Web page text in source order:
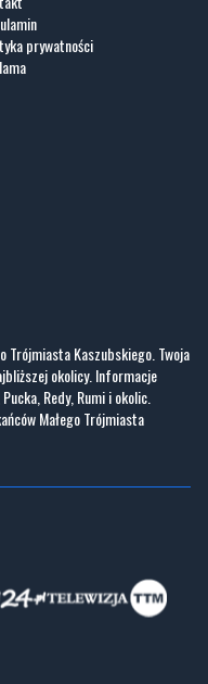
Kaszubskiego. Twoja
okolicy. Informacje
Redy, Rumi i okolic.
Małego Trójmiasta